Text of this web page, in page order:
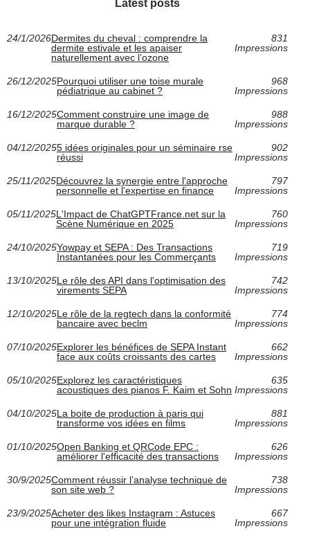
Latest posts
24/1/2026Dermites du cheval : comprendre la
dermite estivale et les apaiser
naturellement avec l’ozone
831
Impressions
26/12/2025Pourquoi utiliser une toise murale
pédiatrique au cabinet ?
968
Impressions
16/12/2025Comment construire une image de
marque durable ?
988
Impressions
04/12/20255 idées originales pour un séminaire rse
réussi
902
Impressions
25/11/2025Découvrez la synergie entre l'approche
personnelle et l'expertise en finance
797
Impressions
05/11/2025L'Impact de ChatGPTFrance.net sur la
Scène Numérique en 2025
760
Impressions
24/10/2025Yowpay et SEPA : Des Transactions
Instantanées pour les Commerçants
719
Impressions
13/10/2025Le rôle des API dans l'optimisation des
virements SEPA
742
Impressions
12/10/2025Le rôle de la regtech dans la conformité
bancaire avec beclm
774
Impressions
07/10/2025Explorer les bénéfices de SEPA Instant
face aux coûts croissants des cartes
662
Impressions
05/10/2025Explorez les caractéristiques
acoustiques des pianos F. Kaim et Sohn
635
Impressions
04/10/2025La boite de production à paris qui
transforme vos idées en films
881
Impressions
01/10/2025Open Banking et QRCode EPC :
améliorer l'efficacité des transactions
626
Impressions
30/9/2025Comment réussir l’analyse technique de
son site web ?
738
Impressions
23/9/2025Acheter des likes Instagram : Astuces
pour une intégration fluide
667
Impressions